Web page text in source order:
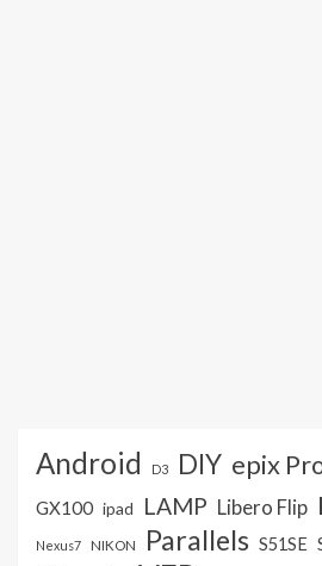
Android D3 DIY epix
GX100 ipad LAMP Libero Flip
Nexus7 NIKON Parallels S51SE